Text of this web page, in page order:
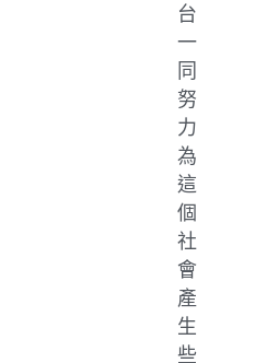
台
一
同
努
力
為
這
個
社
會
產
生
些